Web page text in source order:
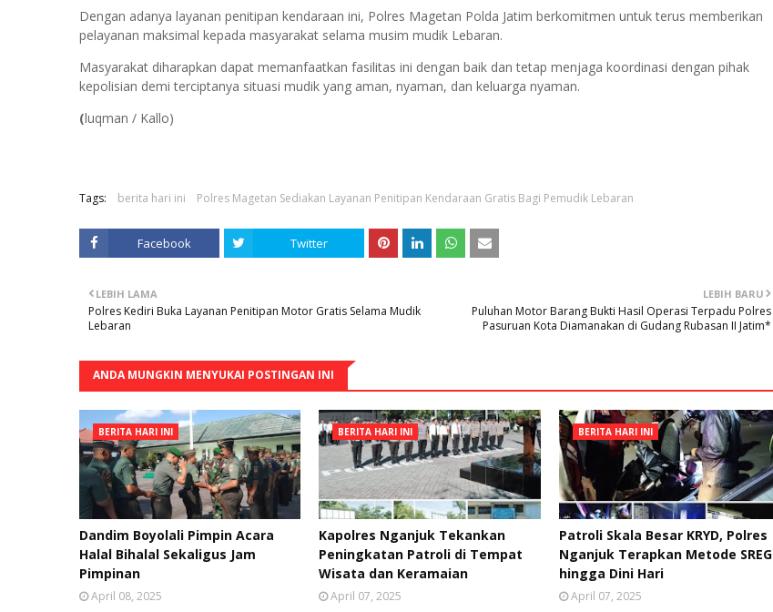
Dengan adanya layanan penitipan kendaraan ini, Polres Magetan Polda Jatim berkomitmen untuk terus memberikan
pelayanan maksimal kepada masyarakat selama musim mudik Lebaran.
Masyarakat diharapkan dapat memanfaatkan fasilitas ini dengan baik dan tetap menjaga koordinasi dengan pihak
kepolisian demi terciptanya situasi mudik yang aman, nyaman, dan keluarga nyaman.
(luqman / Kallo)
Tags: berita hari ini Polres Magetan Sediakan Layanan Penitipan Kendaraan Gratis Bagi Pemudik Lebaran
Facebook Twitter
LEBIH BARU
Puluhan Motor Barang Bukti Hasil Operasi Terpadu Polres
Pasuruan Kota Diamanakan di Gudang Rubasan II Jatim*
LEBIH LAMA
Polres Kediri Buka Layanan Penitipan Motor Gratis Selama Mudik
Lebaran
ANDA MUNGKIN MENYUKAI POSTINGAN INI
BERITA HARI INI
Dandim Boyolali Pimpin Acara
Halal Bihalal Sekaligus Jam
Pimpinan
April 08, 2025
BERITA HARI INI
Kapolres Nganjuk Tekankan
Peningkatan Patroli di Tempat
Wisata dan Keramaian
April 07, 2025
BERITA HARI INI
Patroli Skala Besar KRYD, Polres
Nganjuk Terapkan Metode SREG
hingga Dini Hari
April 07, 2025